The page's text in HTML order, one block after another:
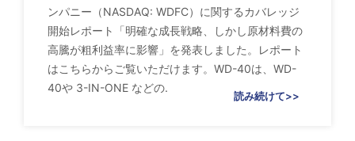
ンパニー（NASDAQ: WDFC）に関するカバレッジ
開始レポート「明確な成長戦略、しかし原材料費の
高騰が粗利益率に影響」を発表しました。レポート
はこちらからご覧いただけます。WD-40は、WD-
40や 3-IN-ONE などの.
読み続けて>>